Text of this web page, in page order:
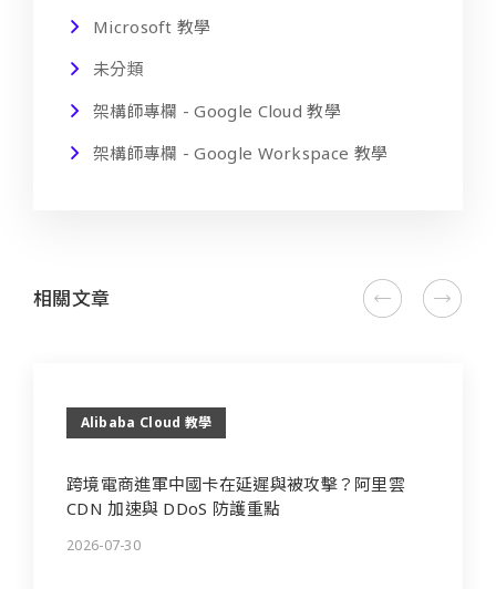
Microsoft 教學
未分類
架構師專欄 - Google Cloud 教學
架構師專欄 - Google Workspace 教學
相關文章
Alibaba Cloud 教學
跨境電商進軍中國卡在延遲與被攻擊？阿里雲
CDN 加速與 DDoS 防護重點
2026-07-30